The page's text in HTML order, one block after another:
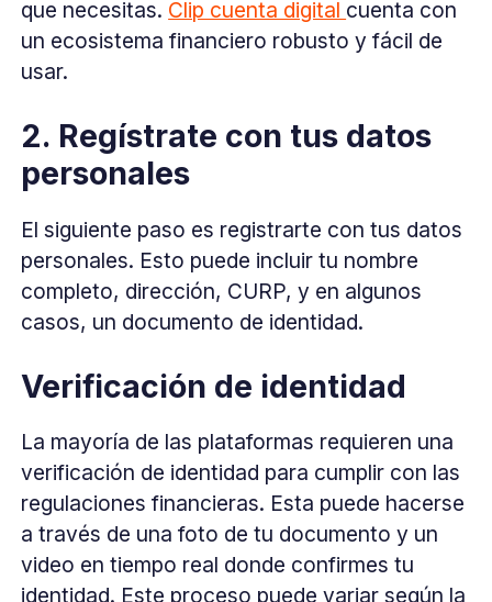
que necesitas. Clip cuenta digital cuenta con
un ecosistema financiero robusto y fácil de
usar.
2. Regístrate con tus datos
personales
El siguiente paso es registrarte con tus datos
personales. Esto puede incluir tu nombre
completo, dirección, CURP, y en algunos
casos, un documento de identidad.
Verificación de identidad
La mayoría de las plataformas requieren una
verificación de identidad para cumplir con las
regulaciones financieras. Esta puede hacerse
a través de una foto de tu documento y un
video en tiempo real donde confirmes tu
identidad. Este proceso puede variar según la